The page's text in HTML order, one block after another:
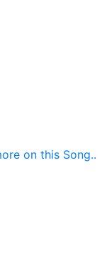
on this Song..